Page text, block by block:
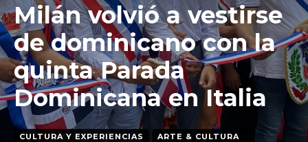
Milán volvió a vestirse
de dominicano con la
quinta Parada
Dominicana en Italia
CULTURA Y EXPERIENCIAS
ARTE & CULTURA